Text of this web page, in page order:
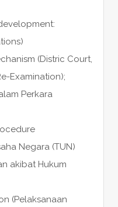
(Distric Court,
Examination);
Perkara
Negara (TUN)
akibat Hukum
(Pelaksanaan